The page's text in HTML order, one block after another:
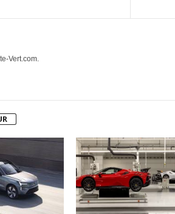
Vert.com.